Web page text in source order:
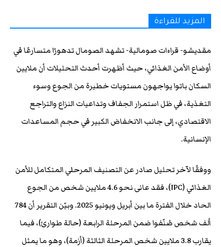
المزيد للقراءة
مقديشو- قراءات صومالية- تشهد الصومال تدهورًا متسارعًا في
أوضاع الأمن الغذائي، حيث أظهرت أحدث التحليلات أن ملايين
السكان باتوا يواجهون مستويات خطيرة من الجوع وسوء
التغذية، في ظل استمرار الجفاف وتداعيات النزاع والتراجع
الاقتصادي، إلى جانب الانخفاض الكبير في حجم المساعدات
الإنسانية.
ووفقًا لآخر تحليل صادر عن التصنيف المرحلي المتكامل للأمن
الغذائي (IPC)، فقد عانى نحو 4.6 ملايين شخص من الجوع
الحاد خلال الفترة ما بين أبريل ويونيو 2025. وبيّن التقرير أن 784
ألف شخص صُنّفوا ضمن المرحلة الرابعة (حالة طوارئ)، فيما
يقارب 3.8 ملايين شخص المرحلة الثالثة (أزمة)، وهو ما يمثل